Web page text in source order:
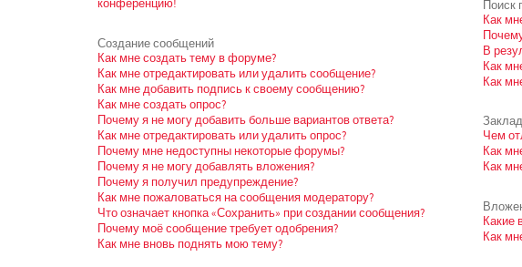
конференцию!
Создание сообщений
Как мне создать тему в форуме?
Как мне отредактировать или удалить сообщение?
Как мне добавить подпись к своему сообщению?
Как мне создать опрос?
Почему я не могу добавить больше вариантов ответа?
Как мне отредактировать или удалить опрос?
Почему мне недоступны некоторые форумы?
Почему я не могу добавлять вложения?
Почему я получил предупреждение?
Как мне пожаловаться на сообщения модератору?
Что означает кнопка «Сохранить» при создании сообщения?
Почему моё сообщение требует одобрения?
Как мне вновь поднять мою тему?
Поиск
Как
В
Как
Как
Чем
Как
Как
Какие
Как